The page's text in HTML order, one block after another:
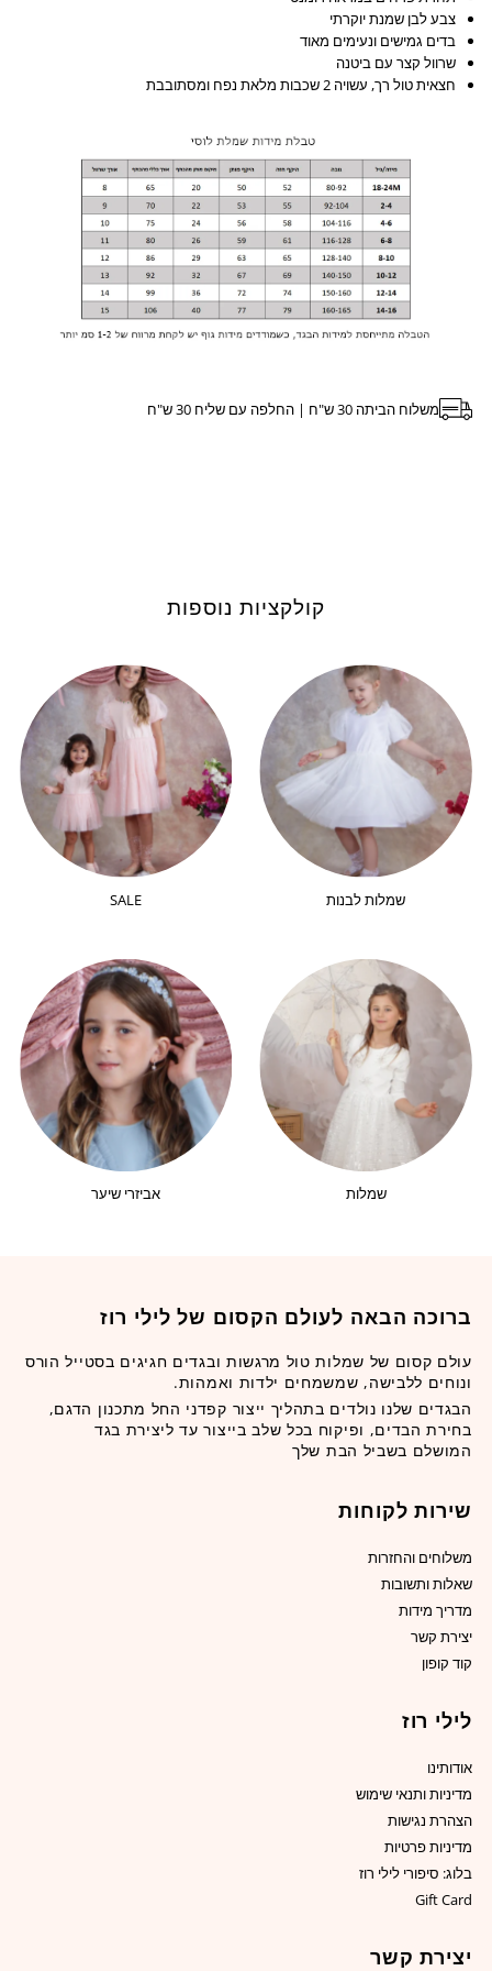
עם
טול
מסתובבת
בלבן
שמנת
עם
טול
מסתובבת
בלבן
שמנת
צבע לבן שמנת יוקרתי
בדים גמישים ונעימים מאוד
שרוול קצר עם ביטנה
חצאית טול רך, עשויה 2 שכבות מלאת נפח ומסתובבת
משלוח הביתה 30 ש"ח | החלפה עם שליח 30 ש"ח
קולקציות נוספות
SALE שמלות לבנות
אביזרי שיער שמלות
ברוכה הבאה לעולם הקסום של לילי רוז
עולם קסום של שמלות טול מרגשות ובגדים חגיגים בסטייל הורס
ונוחים ללבישה, שמשמחים ילדות ואמהות.
הבגדים שלנו נולדים בתהליך ייצור קפדני החל מתכנון הדגם,
בחירת הבדים, ופיקוח בכל שלב בייצור עד ליצירת בגד
המושלם בשביל הבת שלך
שירות לקוחות
משלוחים והחזרות
שאלות ותשובות
מדריך מידות
יצירת קשר
קוד קופון
לילי רוז
אודותינו
מדיניות ותנאי שימוש
הצהרת נגישות
מדיניות פרטיות
בלוג: סיפורי לילי רוז
Gift Card
יצירת קשר